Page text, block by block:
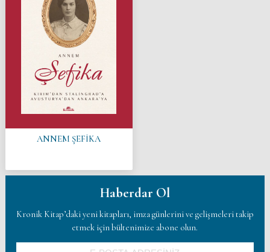
ANNEM ŞEFİKA
Haberdar Ol
Kronik Kitap’daki yeni kitapları, imza günlerini ve gelişmeleri takip
etmek için bültenimize abone olun.